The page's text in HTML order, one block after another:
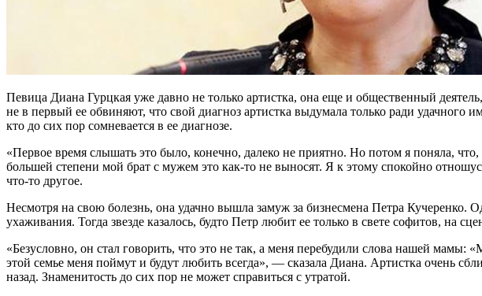
Певица Диана Гурцкая уже давно не только артистка, она еще и общественный
не в первый ее обвиняют, что свой диагноз артистка выдумала только ради
кто до сих пор сомневается в ее диагнозе.
«Первое время слышать это было, конечно, далеко не приятно. Но потом я поняла,
большей степени мой брат с мужем это как-то не выносят. Я к этому спокойно
что-то другое.
Несмотря на свою болезнь, она удачно вышла замуж за бизнесмена Петра Кучеренко.
ухаживания. Тогда звезде казалось, будто Петр любит ее только в свете софитов, на
«Безусловно, он стал говорить, что это не так, а меня перебудили слова нашей
этой семье меня поймут и будут любить всегда», — сказала Диана. Артистка очень
назад. Знаменитость до сих пор не может справиться с утратой.